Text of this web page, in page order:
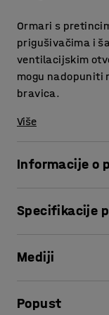
Ormari s
prigušivačima i
ventilacijskim
mogu nadopuniti
bravica.
Više
Informacije o
tehnikom daje
zaštitu za lako i
Specifikacije
Širina:
Mediji
Popust